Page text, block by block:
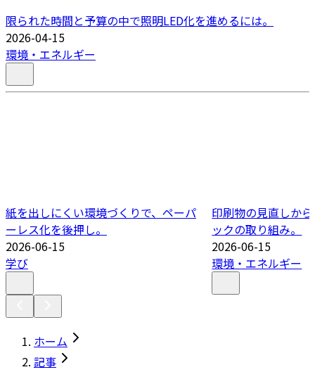
限られた時間と予算の中で照明LED化を進めるには。
2026-04-15
環境・エネルギー
紙を出しにくい環境づくりで、ペーパ
ーレス化を後押し。
2026-06-15
学び
印刷物の見直しか
ックの取り組み。
2026-06-15
環境・エネルギー
ホーム
記事